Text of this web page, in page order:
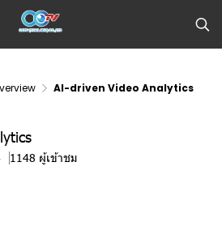
AI-driven Video Analytics
1148 ผู้เข้าชม